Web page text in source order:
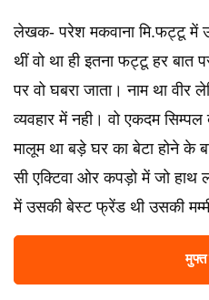
लेखक- परेश मकवाना मि.फट्टू में
थीं वो था ही इतना फट्टू हर बात
पर वो घबरा जाता। नाम था वीर
व्यवहार में नही। वो एकदम सिम्पल
मालूम था बड़े घर का बेटा होने के
सी एक्टिवा ओर कपड़ो में जो हाथ
में उसकी बेस्ट फ्रेंड थी उसकी